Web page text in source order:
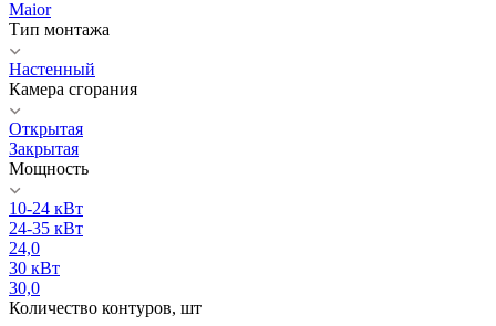
Maior
Тип монтажа
Настенный
Камера сгорания
Открытая
Закрытая
Мощность
10-24 кВт
24-35 кВт
24,0
30 кВт
30,0
Количество контуров, шт